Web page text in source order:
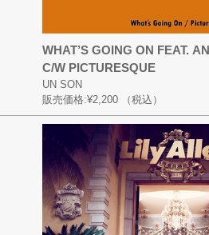
WHAT’S GOING ON FEAT.
C/W PICTURESQUE
UN SON
販売価格:¥2,200 （税込）